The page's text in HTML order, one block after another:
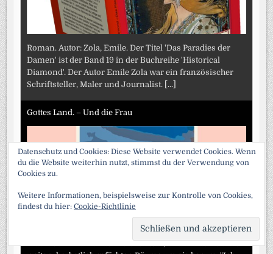
Roman. Autor: Zola, Emile. Der Titel 'Das Paradies der
Damen' ist der Band 19 in der Buchreihe 'Historical
Diamond'. Der Autor Emile Zola war ein französischer
Schriftsteller, Maler und Journalist. [...]
Gottes Land. – Und die Frau
Sie streckte einen strahlend weißen Arm aus, der noch
feucht vom Wasser des Teiches war, und betrachtete die
Datenschutz und Cookies: Diese Website verwendet Cookies. Wenn
du die Website weiterhin nutzt, stimmst du der Verwendung von
Cookies zu.
Weitere Informationen, beispielsweise zur Kontrolle von Cookies,
findest du hier: Cookie-Richtlinie
TO
TOP